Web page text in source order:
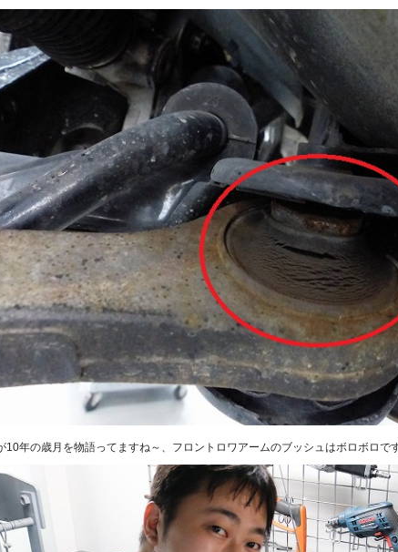
10年の歳月を物語ってますね～、フロントロワアームのブッシュはボロボロです